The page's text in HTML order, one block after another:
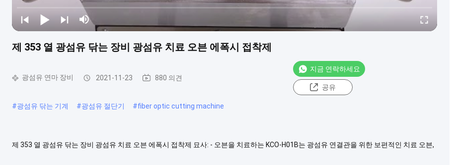
제 353 열 광섬유 닦는 장비 광섬유 치료 오븐 에폭시 접착제
광섬유 연마 장비 2021-11-23 880 의견
지금 연락하세요
공유
#광섬유 닦는 기계 #광섬유 절단기 #fiber optic cutting machine
제 353 열 광섬유 닦는 장비 광섬유 치료 오븐 에폭시 접착제 묘사: - 오븐을 치료하는 KCO-H01B는 광섬유 연결관을 위한 보편적인 치료 오븐,